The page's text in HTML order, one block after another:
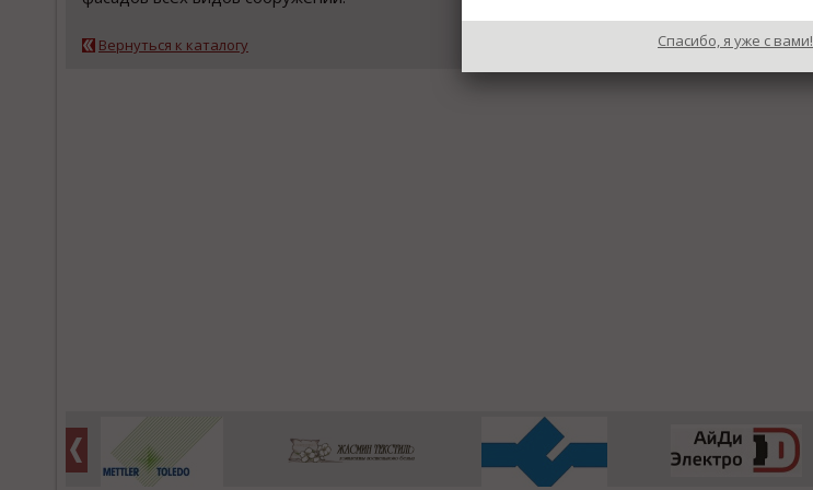
Вернуться к каталогу Спасибо, я уже с вами!